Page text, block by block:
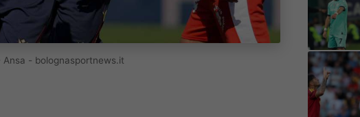
- bolognasportnews.it